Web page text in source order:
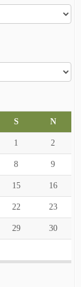
S N
1 2
8 9
15 16
22 23
29 30